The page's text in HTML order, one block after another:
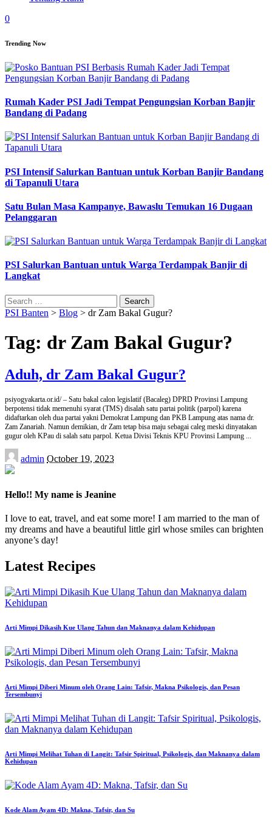
0
Trending Now
Rumah Kader PSI Jadi Tempat Pengungsian Korban Banjir
Bandang di Padang
PSI Intensif Salurkan Bantuan untuk Korban Banjir Bandang
di Tapanuli Utara
Satu Bulan Masa Kampanye, Bawaslu Temukan 16 Dugaan
Pelanggaran
PSI Salurkan Bantuan untuk Warga Terdampak Banjir di
Langkat
Search
for:
PSI Banten > Blog > dr Zam Bakal Gugur?
Tag: dr Zam Bakal Gugur?
Aduh, dr Zam Bakal Gugur?
psiyogyakarta.or.id/ – Satu bakal calon legislatif (Bacaleg) DPRD Provinsi Lampung
berpotensi tidak memenuhi syarat (TMS) disalah satu partai politik (parpol) karena
didaftarkan oleh dua partai yakni Demokrat Lampung dan PKB Lampung atas nama dr.
Zam Zanariah. Namun demikian, dr Zam tetap bisa maju sebagai caleg meski dinyatakan
gugur oleh KPau di salah satu parpol. Ketua Divisi Teknis KPU Provinsi Lampung ...
Posted
by
admin October 19, 2023
Hello!! My name is Jeanine
I love to eat, travel, and eat some more! I am married to the man of
my dreams and have a beautiful little girl whose smiles can brighten
anyone’s day!
Latest Recipes
Arti Mimpi Dikasih Kue Ulang Tahun dan Maknanya dalam Kehidupan
Arti Mimpi Diberi Minum oleh Orang Lain: Tafsir, Makna Psikologis, dan Pesan
Tersembunyi
Arti Mimpi Melihat Tuhan di Langit: Tafsir Spiritual, Psikologis, dan Maknanya dalam
Kehidupan
Kode Alam Ayam 4D: Makna, Tafsir, dan Su